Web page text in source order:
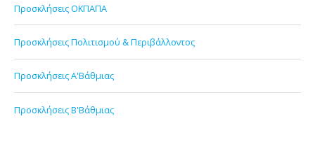
Προσκλήσεις ΟΚΠΑΠΑ
Προσκλήσεις Πολιτισμού & Περιβάλλοντος
Προσκλήσεις Α'Βάθμιας
Προσκλήσεις Β'Βάθμιας